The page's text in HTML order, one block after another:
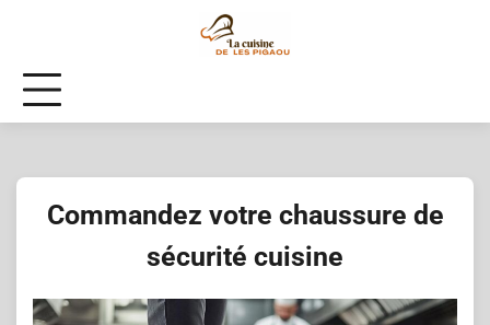
Commandez votre chaussure de
sécurité cuisine